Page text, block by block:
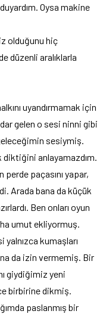
Oysa makine
olduğunu hiç
düzenli aralıklarla
uyandırmamak için
gelen o sesi ninni gibi
sesiymiş.
diktiğini anlayamazdım.
perde paçasını yapar,
Arada bana da küçük
Ben onları oyun
umut ekliyormuş.
kumaşları
da izin vermemiş. Bir
giydiğimiz yeni
birbirine dikmiş.
paslanmış bir